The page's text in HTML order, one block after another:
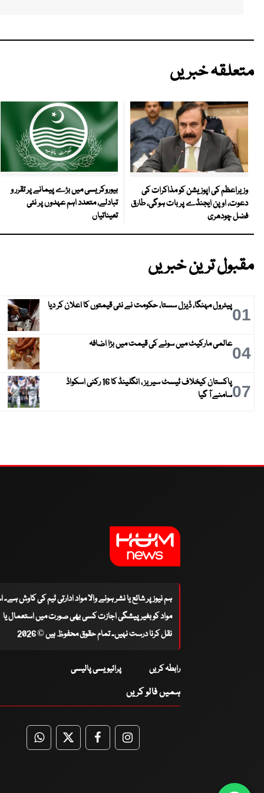
متعلقہ خبریں
وزیراعظم کی اپوزیشن کو مذاکرات کی
دعوت، اوپن ایجنڈے پر بات ہوگی، طارق
فضل چودھری
بیوروکریسی میں بڑے پیمانے پر تقرر و
تبادلے، متعدد اہم عہدوں پر نئی
تعیناتیاں
مقبول ترین خبریں
01پیٹرول مہنگا، ڈیزل سستا، حکومت نے نئی قیمتوں کا اعلان کر دیا
04عالمی مارکیٹ میں سونے کی قیمت میں بڑا اضافہ
07
پاکستان کیخلاف ٹیسٹ سیریز ، انگلینڈ کا 16 رکنی اسکواڈ
سامنے آ گیا
ہم نیوز پر شائع یا نشر ہونے والا مواد ادارتی ٹیم کی کاوش
مواد کو بغیر پیشگی اجازت کسی بھی صورت میں استعمال یا
نقل کرنا درست نہیں۔ تمام حقوق محفوظ ہیں © 2026
رابطہ کریں پرائیویسی پالیسی
ہمیں فالو کریں
WhatsApp
TwitterFacebookFacebook